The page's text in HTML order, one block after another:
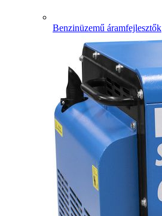
Benzinüzemű áramfejlesztők